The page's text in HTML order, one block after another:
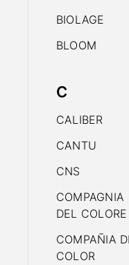
BIOLAGE
BLOOM
C
CALIBER
CANTU
CNS
COMPAGNIA
DEL COLORE
COMPAÑIA
COLOR